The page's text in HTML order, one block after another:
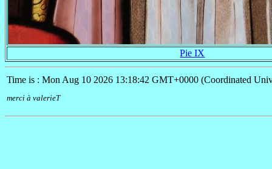
Pie IX
Time is : Mon Aug 10 2026 13:18:42 GMT+0000 (Coordinated
merci à valerieT